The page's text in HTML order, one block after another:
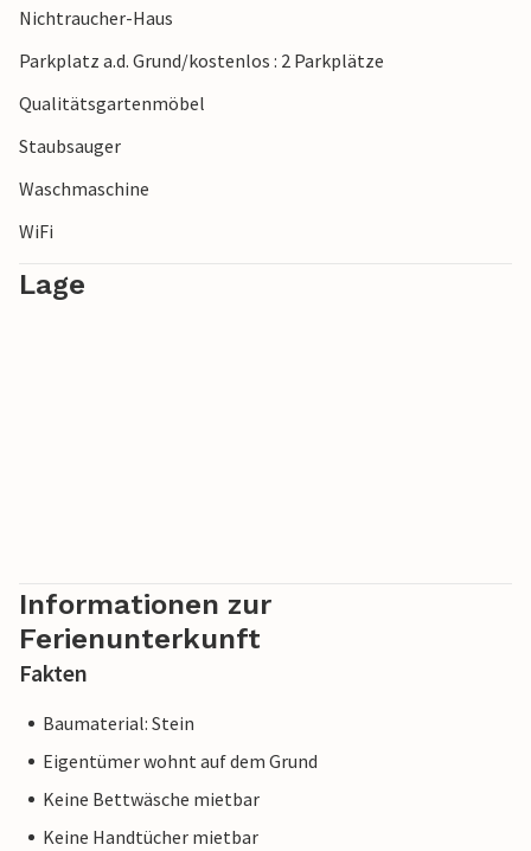
Nichtraucher-Haus
Parkplatz a.d. Grund/kostenlos : 2 Parkplätze
Qualitätsgartenmöbel
Staubsauger
Waschmaschine
WiFi
Lage
Informationen zur
Ferienunterkunft
Fakten
Baumaterial: Stein
Eigentümer wohnt auf dem Grund
Keine Bettwäsche mietbar
Keine Handtücher mietbar